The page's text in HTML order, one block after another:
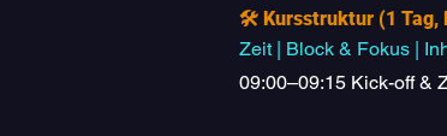
🛠️ Kursstruktur (1 Tag,
Zeit | Block & Fokus |
09:00–09:15 Kick-off &